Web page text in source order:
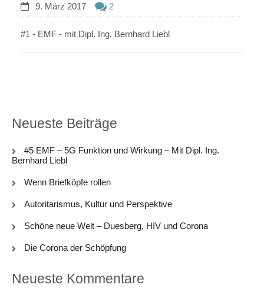
9. März 2017 2
#1 - EMF - mit Dipl. Ing. Bernhard Liebl
Neueste Beiträge
#5 EMF – 5G Funktion und Wirkung – Mit Dipl. Ing.
Bernhard Liebl
Wenn Briefköpfe rollen
Autoritarismus, Kultur und Perspektive
Schöne neue Welt – Duesberg, HIV und Corona
Die Corona der Schöpfung
Neueste Kommentare